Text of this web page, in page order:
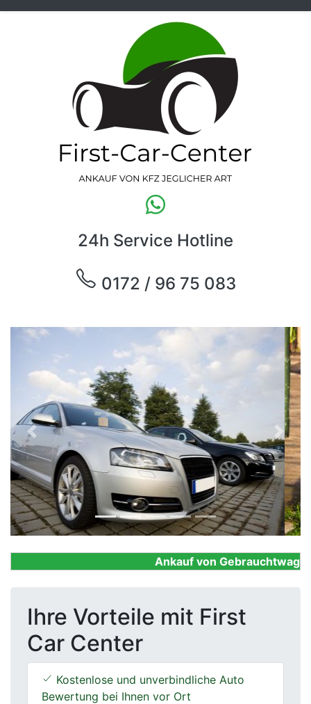
24h Service Hotline
0172 / 96 75 083
Previous Next
Ankauf von
Ihre Vorteile mit First
Car Center
Kostenlose und unverbindliche Auto
Bewertung bei Ihnen vor Ort